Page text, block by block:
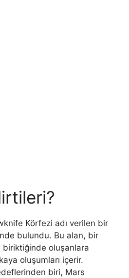
Körfezi adı verilen bir
bulundu. Bu alan, bir
oluşanlara
oluşumları içerir.
biri, Mars